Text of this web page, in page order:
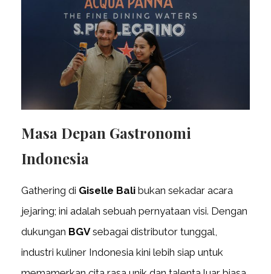
Masa Depan Gastronomi
Indonesia
Gathering di Giselle Bali bukan sekadar acara
jejaring; ini adalah sebuah pernyataan visi. Dengan
dukungan BGVsebagai distributor tunggal,
industri kuliner Indonesia kini lebih siap untuk